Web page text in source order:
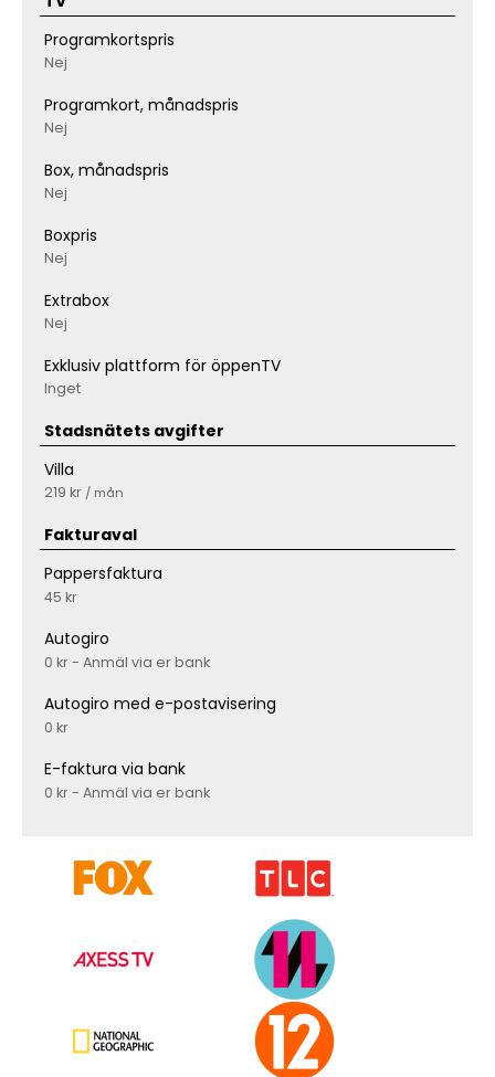
Programkortspris
Nej
Programkort, månadspris
Nej
Box, månadspris
Nej
Boxpris
Nej
Extrabox
Nej
Exklusiv plattform för öppenTV
Inget
Stadsnätets avgifter
Villa
219 kr/ mån
Fakturaval
Pappersfaktura
45 kr
Autogiro
0 kr - Anmäl via er bank
Autogiro med e-postavisering
0 kr
E-faktura via bank
0 kr - Anmäl via er bank